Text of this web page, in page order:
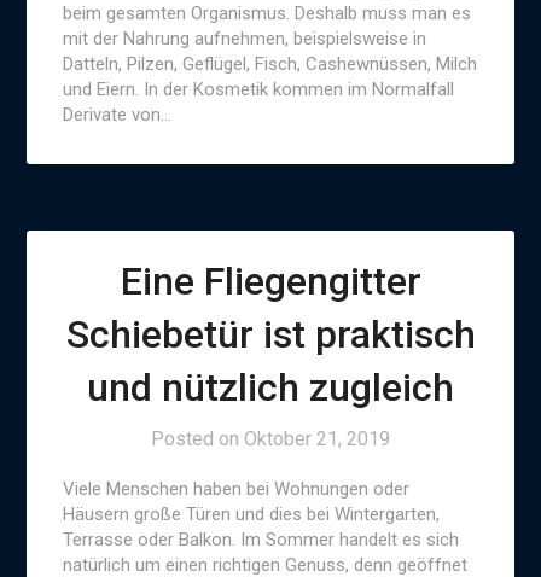
beim gesamten Organismus. Deshalb muss man es
mit der Nahrung aufnehmen, beispielsweise in
Datteln, Pilzen, Geflügel, Fisch, Cashewnüssen, Milch
und Eiern. In der Kosmetik kommen im Normalfall
Derivate von…
Eine Fliegengitter
Schiebetür ist praktisch
und nützlich zugleich
Posted on Oktober 21, 2019
Viele Menschen haben bei Wohnungen oder
Häusern große Türen und dies bei Wintergarten,
Terrasse oder Balkon. Im Sommer handelt es sich
natürlich um einen richtigen Genuss, denn geöffnet